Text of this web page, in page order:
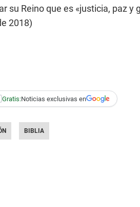
su Reino que es «justicia, paz y
2018)
Gratis:Noticias exclusivas en
BIBLIA